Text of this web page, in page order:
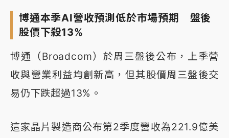
博通本季AI營收預測低於市場預期 盤後
股價下殺13%
博通（Broadcom）於周三盤後公布，上季營
收與營業利益均創新高，但其股價周三盤後交
易仍下跌超過13%。
這家晶片製造商公布第2季度營收為221.9億美